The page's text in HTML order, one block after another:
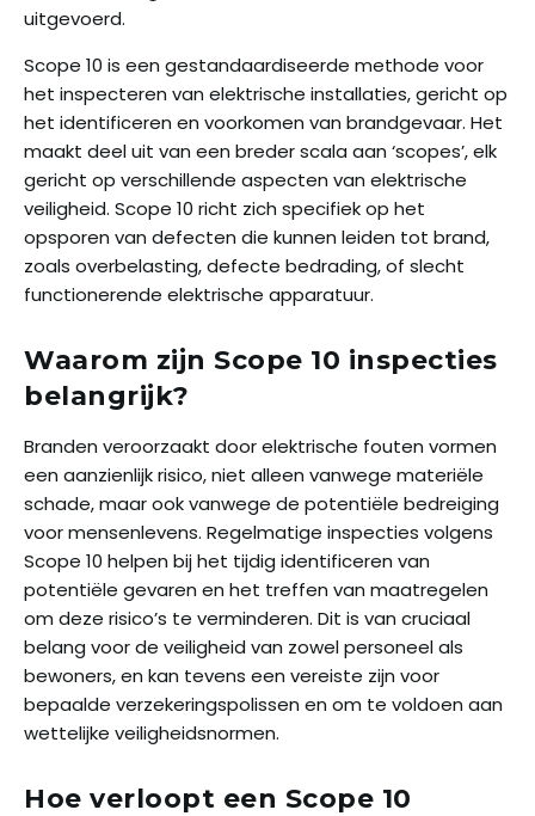
uitgevoerd.
Scope 10 is een gestandaardiseerde methode voor
het inspecteren van elektrische installaties, gericht op
het identificeren en voorkomen van brandgevaar. Het
maakt deel uit van een breder scala aan ‘scopes’, elk
gericht op verschillende aspecten van elektrische
veiligheid. Scope 10 richt zich specifiek op het
opsporen van defecten die kunnen leiden tot brand,
zoals overbelasting, defecte bedrading, of slecht
functionerende elektrische apparatuur.
Waarom zijn Scope 10 inspecties
belangrijk?
Branden veroorzaakt door elektrische fouten vormen
een aanzienlijk risico, niet alleen vanwege materiële
schade, maar ook vanwege de potentiële bedreiging
voor mensenlevens. Regelmatige inspecties volgens
Scope 10 helpen bij het tijdig identificeren van
potentiële gevaren en het treffen van maatregelen
om deze risico’s te verminderen. Dit is van cruciaal
belang voor de veiligheid van zowel personeel als
bewoners, en kan tevens een vereiste zijn voor
bepaalde verzekeringspolissen en om te voldoen aan
wettelijke veiligheidsnormen.
Hoe verloopt een Scope 10